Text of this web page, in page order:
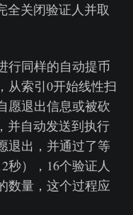
全关闭验证人并取
行同样的自动提币
从索引0开始线性扫
愿退出信息或被砍
并自动发送到执行
退出，并通过了等
秒），16个验证人
数量，这个过程应